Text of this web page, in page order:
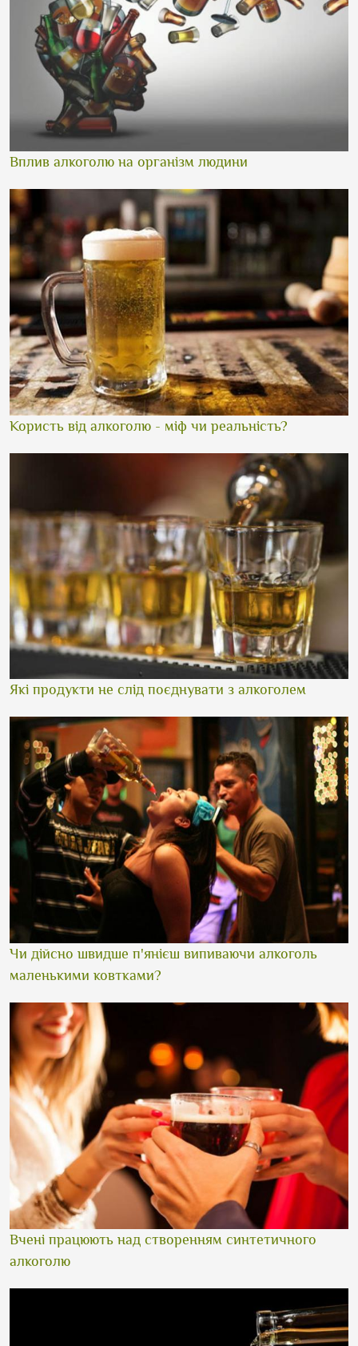
Вплив алкоголю на організм людини
Користь від алкоголю - міф чи реальність?
Які продукти не слід поєднувати з алкоголем
Чи дійсно швидше п'янієш випиваючи алкоголь
маленькими ковтками?
Вчені працюють над створенням синтетичного
алкоголю